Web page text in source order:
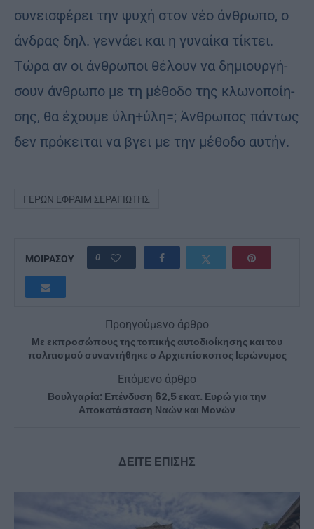
συ­νει­σφέ­ρει την ψυχή στον νέο άν­θρω­πο, ο
άν­δρας δηλ. γεν­νά­ει και η γυ­ναί­κα τί­κτει.
Τώρα αν οι άν­θρω­ποι θέ­λουν να δη­μιουρ­γή­
σουν άν­θρω­πο με τη μέ­θο­δο της κλω­νο­ποί­η­
σης, θα έχου­με ύλη+ύλη=; Άν­θρω­πος πάν­τως
δεν πρό­κει­ται να βγει με την μέ­θο­δο αυ­τήν.
ΓΈΡΩΝ ΕΦΡΑΊΜ ΣΕΡΑΓΙΏΤΗΣ
ΜΟΙΡΑΣΟΥ 0
Προηγούμενο άρθρο
Με εκπροσώπους της τοπικής αυτοδιοίκησης και του
πολιτισμού συναντήθηκε ο Αρχιεπίσκοπος Ιερώνυμος
Επόμενο άρθρο
Βουλγαρία: Επένδυση 62,5 εκατ. Ευρώ για την
Αποκατάσταση Ναών και Μονών
ΔΕΙΤΕ ΕΠΙΣΗΣ